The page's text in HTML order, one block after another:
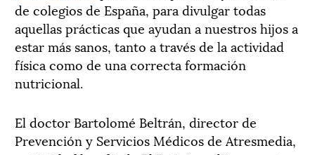
de colegios de España, para divulgar todas
aquellas prácticas que ayudan a nuestros hijos a
estar más sanos, tanto a través de la actividad
física como de una correcta formación
nutricional.
El doctor Bartolomé Beltrán, director de
Prevención y Servicios Médicos de Atresmedia,